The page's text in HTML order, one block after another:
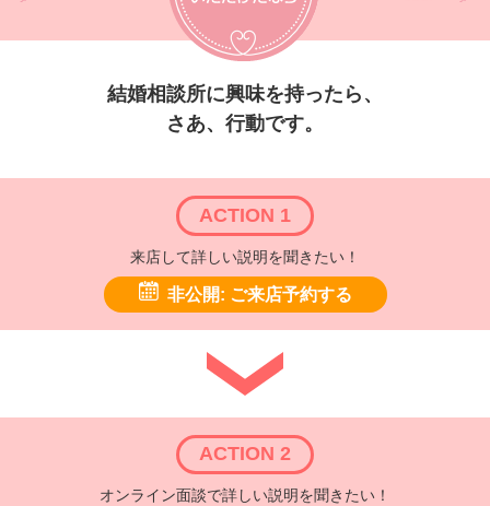
結婚相談所に興味を持ったら、
さあ、行動です。
ACTION 1
来店して詳しい説明を聞きたい！
非公開: ご来店予約する
ACTION 2
オンライン面談で詳しい説明を聞きたい！